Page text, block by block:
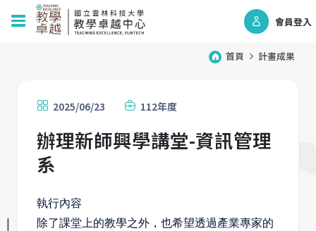
會員登入
首頁 計畫成果
2025/06/23 112年度
辦理新師興學講堂-資訊管理
系
執行內容
除了課堂上的教學之外，也希望透過產業專家的